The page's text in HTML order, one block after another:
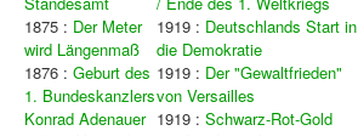
1875 : Der Meter
wird Längenmaß
1876 : Geburt des
1. Bundeskanzlers
Konrad Adenauer
1919 : Deutschlands Start in
die Demokratie
1919 : Der "Gewaltfrieden"
von Versailles
1919 : Schwarz-Rot-Gold